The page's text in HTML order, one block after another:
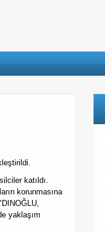
katıldı.
korunmasına
yaklaşım